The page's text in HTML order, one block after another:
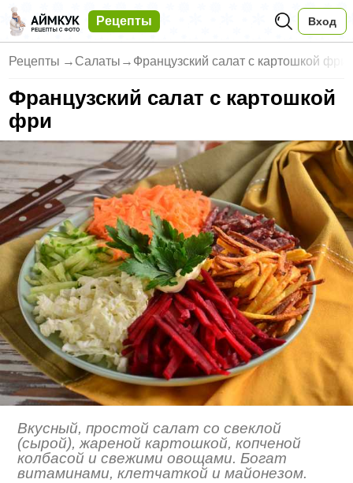
Рецепты Вход
Рецепты → Салаты → Французский салат с картошкой фри
Французский салат с картошкой
фри
Вкусный, простой салат со свеклой
(сырой), жареной картошкой, копченой
колбасой и свежими овощами. Богат
витаминами, клетчаткой и майонезом.